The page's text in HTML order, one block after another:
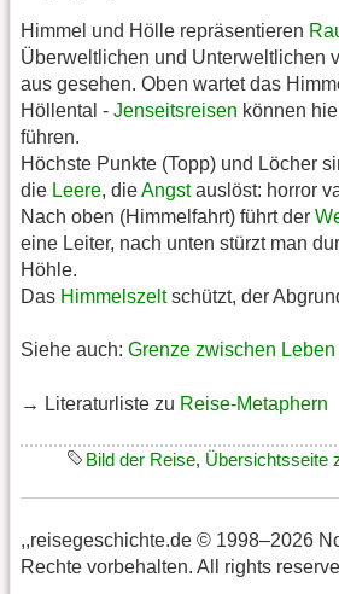
Himmel und Hölle repräsentieren
Überweltlichen und Unterweltlichen
aus gesehen. Oben wartet das
Höllental - Jenseitsreisen können
führen.
Höchste Punkte (Topp) und Löcher
die Leere, dieAngstauslöst: horror
Nach oben (Himmelfahrt) führt der
eine Leiter, nach unten stürzt man
Höhle.
Das Himmelszeltschützt, der
Siehe auch: Grenze zwischen Leben
→ Literaturliste zu Reise-Metaphern
Bild der Reise, Übersichtsseite
,,reisegeschichte.de © 1998–2026
Rechte vorbehalten. All rights